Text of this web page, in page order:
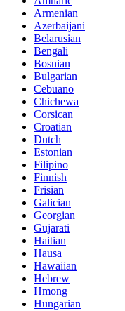
Armenian
Azerbaijani
Belarusian
Bengali
Bosnian
Bulgarian
Cebuano
Chichewa
Corsican
Croatian
Dutch
Estonian
Filipino
Finnish
Frisian
Galician
Georgian
Gujarati
Haitian
Hausa
Hawaiian
Hebrew
Hmong
Hungarian